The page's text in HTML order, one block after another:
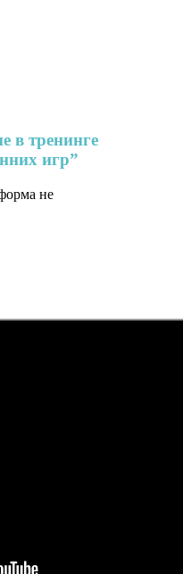
в тренинге
игр”
не